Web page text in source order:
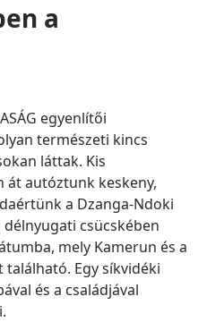
a
egyenlítői
természeti kincs
láttak. Kis
át autóztunk keskeny,
a Dzanga-Ndoki
csücskében
mely Kamerun és a
Egy síkvidéki
és a családjával